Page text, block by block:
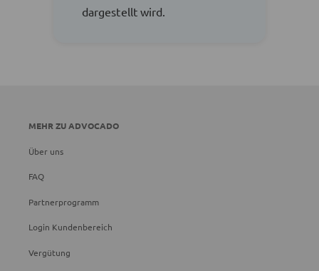
dargestellt wird.
MEHR ZU ADVOCADO
Über uns
FAQ
Partnerprogramm
Login Kundenbereich
Vergütung